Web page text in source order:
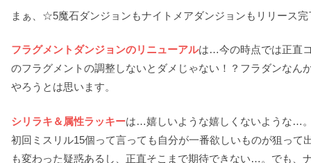
まぁ、☆5魔石ダンジョンもナイトメアダンジョンもリリース
フラグメントダンジョンのリニューアルは…今の時点では正直
のフラグメントの調整しないとダメじゃない！？フラダンな
やろうとは思います。
シリラキ＆属性ラッキーは…嬉しいような嬉しくないような…
初回ミスリル15個って言っても自分が一番欲しいものが狙っ
も変わった疑惑あるし、正直そこまで期待できない…。でも